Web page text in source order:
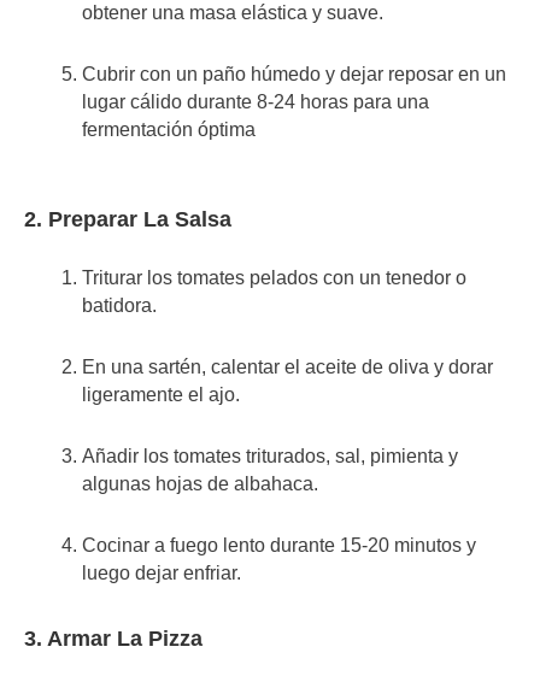
obtener una masa elástica y suave.
Cubrir con un paño húmedo y dejar reposar en un
lugar cálido durante 8-24 horas para una
fermentación óptima
2. Preparar La Salsa
Triturar los tomates pelados con un tenedor o
batidora.
En una sartén, calentar el aceite de oliva y dorar
ligeramente el ajo.
Añadir los tomates triturados, sal, pimienta y
algunas hojas de albahaca.
Cocinar a fuego lento durante 15-20 minutos y
luego dejar enfriar.
3. Armar La Pizza